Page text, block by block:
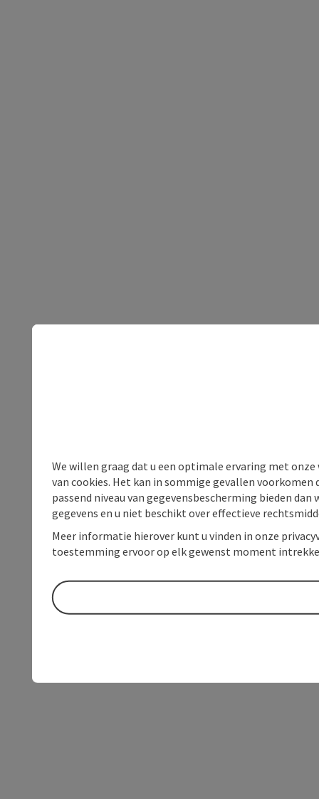
We willen graag dat u een optimale ervaring met
van cookies. Het kan in sommige gevallen voorkomen
passend niveau van gegevensbescherming bieden
gegevens en u niet beschikt over effectieve
Meer informatie hierover kunt u vinden in onze
toestemming ervoor op elk gewenst moment